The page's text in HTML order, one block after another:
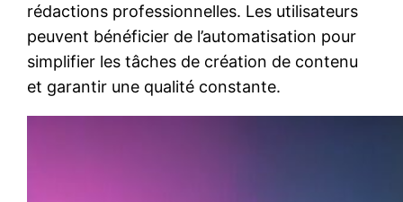
rédactions professionnelles. Les utilisateurs
peuvent bénéficier de l’automatisation pour
simplifier les tâches de création de contenu
et garantir une qualité constante.